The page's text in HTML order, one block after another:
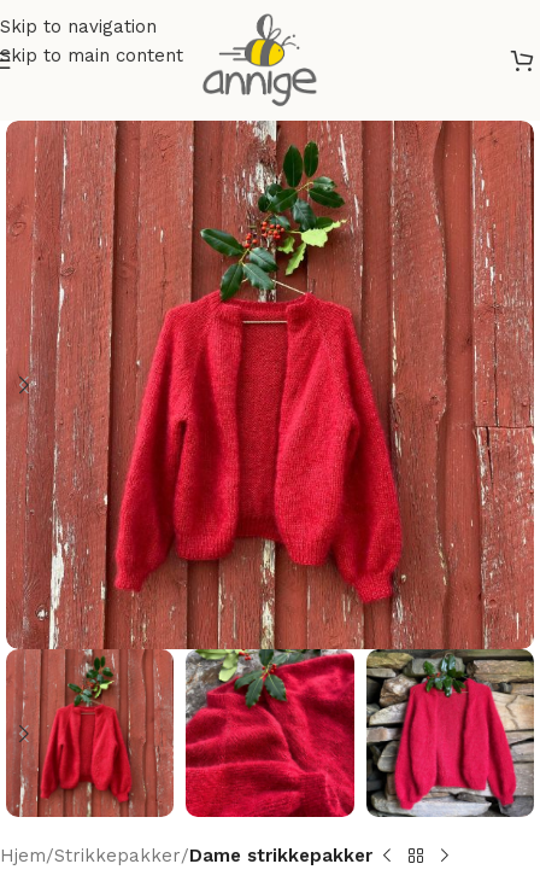
Skip to navigation
Skip to main content
Hjem Strikkepakker Dame strikkepakker